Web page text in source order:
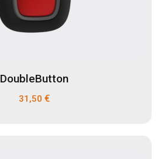
DoubleButton
31,50 €